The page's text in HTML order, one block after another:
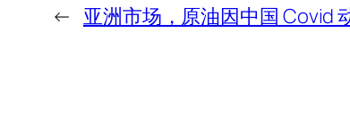
← 亚洲市场，原油因中国 Covid